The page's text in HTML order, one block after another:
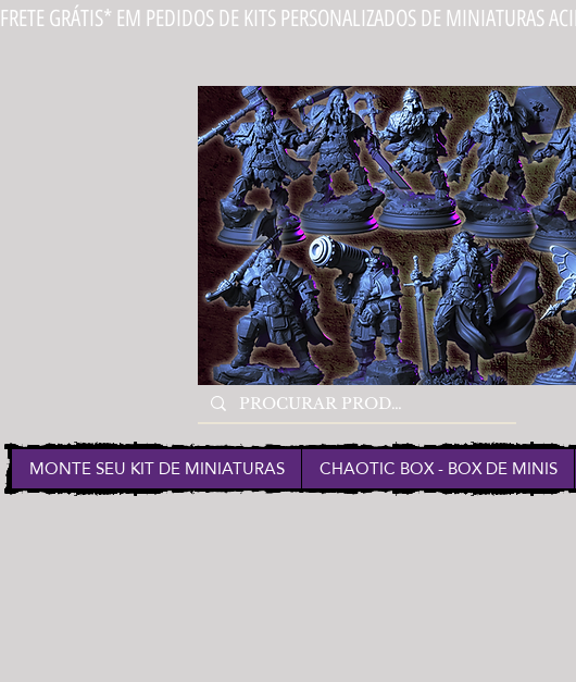
FRETE GRÁTIS* EM PEDIDOS DE KITS PERSONALIZADOS DE MINIATURAS
MONTE SEU KIT DE MINIATURAS CHAOTIC BOX - BOX DE MINIS